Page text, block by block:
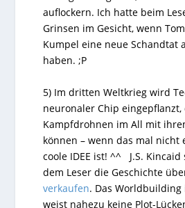
auflockern. Ich hatte beim
Grinsen im Gesicht, wenn
Kumpel eine neue Schandtat
haben. ;P
5) Im dritten Weltkrieg wird
neuronaler Chip
Kampfdrohnen im All mit
können – wenn das mal nicht
coole IDEE ist! ^^ J.S. Kincaid
dem Leser die Geschichte
verkaufen. Das
weist nahezu keine Plot-